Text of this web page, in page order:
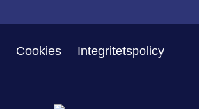
Cookies Integritetspolicy